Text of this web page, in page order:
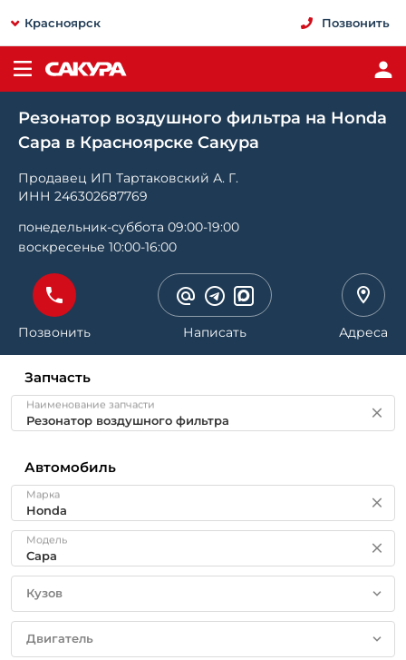
Красноярск Позвонить
Резонатор воздушного фильтра на Honda
Capa в Красноярске Сакура
Продавец ИП Тартаковский А. Г.
ИНН 246302687769
понедельник-суббота 09:00-19:00
воскресенье 10:00-16:00
Позвонить Написать Адреса
Запчасть
Наименование запчасти
Автомобиль
Марка
Модель
Кузов
Двигатель